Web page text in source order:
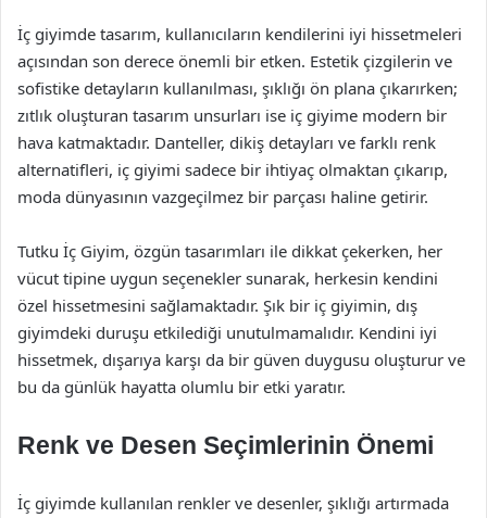
İç giyimde tasarım, kullanıcıların kendilerini iyi hissetmeleri
açısından son derece önemli bir etken. Estetik çizgilerin ve
sofistike detayların kullanılması, şıklığı ön plana çıkarırken;
zıtlık oluşturan tasarım unsurları ise iç giyime modern bir
hava katmaktadır. Danteller, dikiş detayları ve farklı renk
alternatifleri, iç giyimi sadece bir ihtiyaç olmaktan çıkarıp,
moda dünyasının vazgeçilmez bir parçası haline getirir.
Tutku İç Giyim, özgün tasarımları ile dikkat çekerken, her
vücut tipine uygun seçenekler sunarak, herkesin kendini
özel hissetmesini sağlamaktadır. Şık bir iç giyimin, dış
giyimdeki duruşu etkilediği unutulmamalıdır. Kendini iyi
hissetmek, dışarıya karşı da bir güven duygusu oluşturur ve
bu da günlük hayatta olumlu bir etki yaratır.
Renk ve Desen Seçimlerinin Önemi
İç giyimde kullanılan renkler ve desenler, şıklığı artırmada